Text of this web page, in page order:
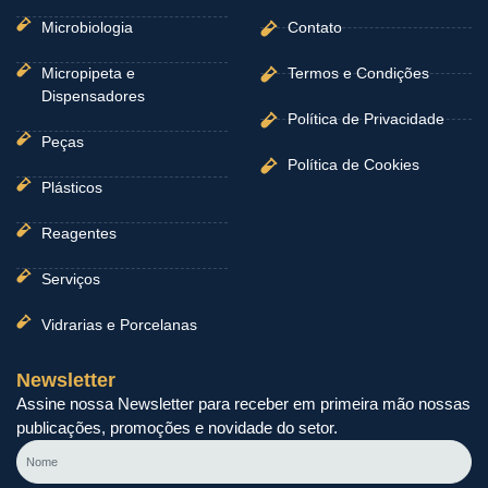
Microbiologia
Micropipeta e
Dispensadores
Peças
Plásticos
Reagentes
Serviços
Vidrarias e Porcelanas
Contato
Termos e Condições
Política de Privacidade
Política de Cookies
Newsletter
Assine nossa Newsletter para receber em primeira mão nossas
publicações, promoções e novidade do setor.
Nome